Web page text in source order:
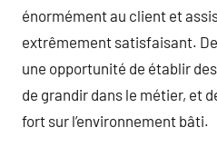
énormément au client et
extrêmement satisfaisant.
une opportunité de établir
de grandir dans le métier, et
fort sur l’environnement bâti.